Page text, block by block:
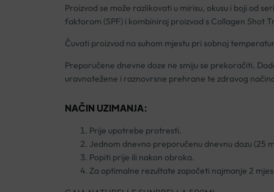
Proizvod se može razlikovati u mirisu, okusu i boji od
faktorom (SPF) i kombiniraj proizvod s Collagen Shot
Čuvati proizvod na suhom mjestu pri sobnoj
Preporučene dnevne doze ne smiju se prekoračiti.
uravnotežene i raznovrsne prehrane te zdravog
NAČIN UZIMANJA:
Prije upotrebe protresti.
Jednom dnevno preporučenu dnevnu dozu (25
Popiti prije ili nakon obroka.
Za optimalne rezultate započeti najmanje 2